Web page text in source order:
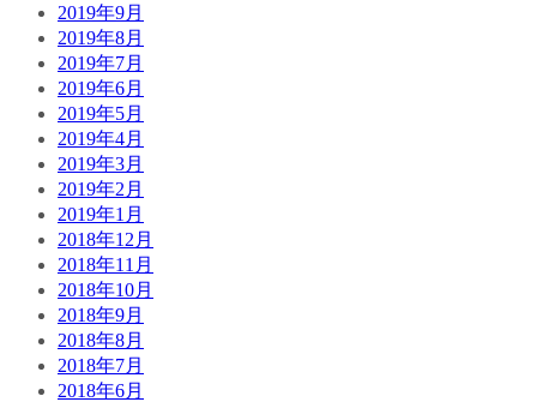
2019年9月
2019年8月
2019年7月
2019年6月
2019年5月
2019年4月
2019年3月
2019年2月
2019年1月
2018年12月
2018年11月
2018年10月
2018年9月
2018年8月
2018年7月
2018年6月